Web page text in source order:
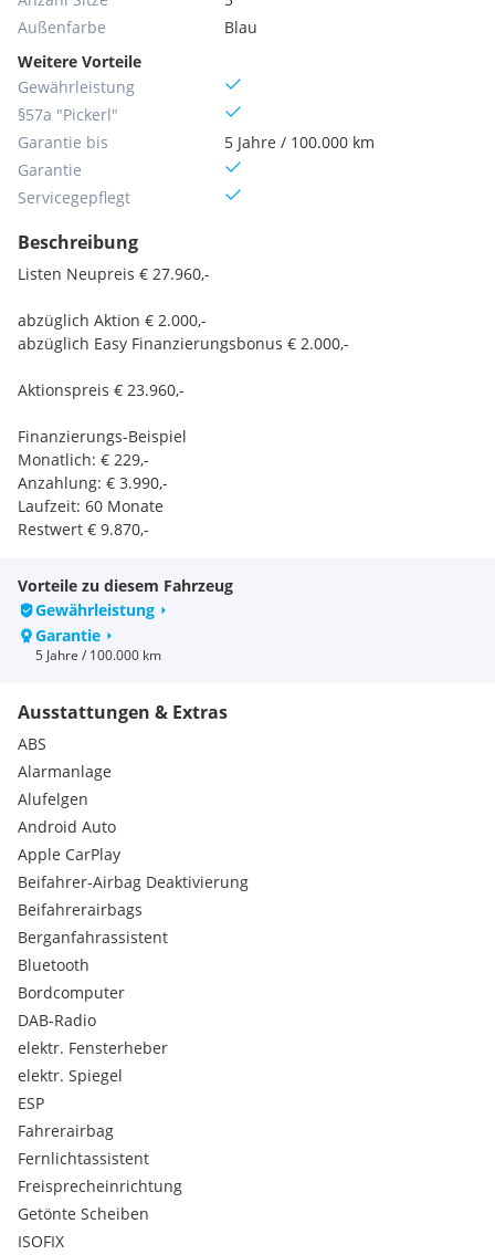
Außenfarbe
Blau
Weitere Vorteile
Gewährleistung
§57a "Pickerl"
Garantie bis
5 Jahre / 100.000 km
Garantie
Servicegepflegt
Beschreibung
Listen Neupreis € 27.960,-
abzüglich Aktion € 2.000,-
abzüglich Easy Finanzierungsbonus € 2.000,-
Aktionspreis € 23.960,-
Finanzierungs-Beispiel
Monatlich: € 229,-
Anzahlung: € 3.990,-
Laufzeit: 60 Monate
Restwert € 9.870,-
Finanzierungsangebot für Sie!
Jede Finanzierung auch ohne Anzahlung machbar
Vereinbaren Sie am besten gleich eine Probefahrt!
Nähere Informationen erhalten Sie unter,
Irrtümer u. Druckfehler sowie Zwischenverkauf vorbehalten!
Serienausstattungen:
Nebelschlussleuchte
Heckscheibenwischer mit Intervallschaltung
Türgriffe in Wagenfarbe
Garantie
Uni-Lackierung
Heckscheibenheizung
Reifenreparaturkit
Gepäcknetz
LED Innenraumbeleuchtung
6-Gang Schaltgetriebe
Vorderradantrieb
BAS (Bremsassistent)
Gepäckraumabdeckung (Rollo)
4-fach verstellbare Lenksäule
Heckspoiler mit dritter LED-Bremsleuchte
McPherson-Vorderradaufhängung
Silberfarbener Türinnengriff
Start-Stopp-Motormanagement-System (ISG)
Startsignal für voraus fahrendes Fahrzeug (FVSA)
Vorteile zu diesem Fahrzeug
Gewährleistung
Garantie
5 Jahre / 100.000 km
Ausstattungen & Extras
ABS
Alarmanlage
Alufelgen
Android Auto
Apple CarPlay
Beifahrer-Airbag Deaktivierung
Beifahrerairbags
Berganfahrassistent
Bluetooth
Bordcomputer
DAB-Radio
elektr. Fensterheber
elektr. Spiegel
ESP
Fahrerairbag
Fernlichtassistent
Freisprecheinrichtung
Getönte Scheiben
ISOFIX